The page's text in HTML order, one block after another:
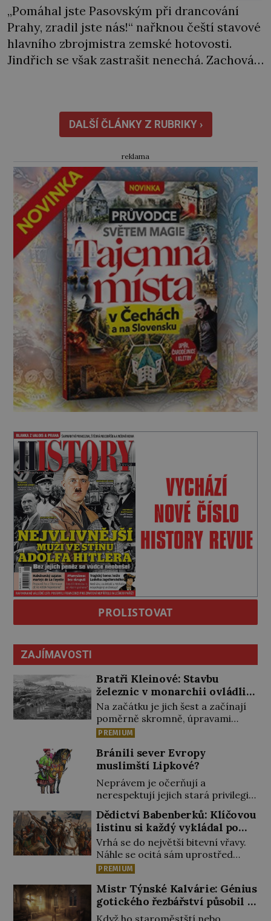
„Pomáhal jste Pasovským při drancování
Prahy, zradil jste nás!“ nařknou čeští stavové
hlavního zbrojmistra zemské hotovosti.
Jindřich se však zastrašit nenechá. Zachová
stačily! Škola pro něj není. Jindřich Michal
Hýzrle z Chodů (1575–1665) se v ní nudí. 10letý
chlapec chce procestovat […]
DALŠÍ ČLÁNKY Z RUBRIKY ›
reklama
PROLISTOVAT
ZAJÍMAVOSTI
Bratři Kleinové: Stavbu
železnic v monarchii ovládli
samouci
Na začátku je jich šest a začínají
poměrně skromně, úpravami
zahrad, rybníků a parků. Postupně
Během 40 let vybudují na území
monarchie třetinu všech tratí,
tedy asi 3500 kilometrů! Ohromně
na tom zbohatnou… Podnikavého
ducha zdědí bratři Kleinové po
otci Johannovi (1756–1835), který
má malý statek na Jesenicku […]
PREMIUM
Bránili sever Evropy
muslimští Lipkové?
Neprávem je očerňují a
nerespektují jejich stará privilegia.
dohodnutý žold! Lipkové proti
těmto „podrazům“ hlasitě
protestují, jenže spravedlnosti
nedosáhnou. Proto se rozhodnou
vypovědět polské koruně
Osmanům! V Litvě se na počátku
15. století usazují první muslimští
Tataři. Uprchli ze Zlaté Hordy
Dědictví Babenberků: Klíčovou
listinu si každý vykládal po
svém
Vrhá se do největší bitevní vřavy.
Náhle se ocitá sám uprostřed
nepřátel. Nikdo z jeho věrných si
vévoda Fridrich II. padne 15.
června 1246 při střetu s Uhry na
Litavě. „Tvrdý muž, statečný v boji,
PREMIUM
Mistr Týnské Kalvárie: Génius
gotického řezbářství působil v
Praze
Když ho staroměstští nebo